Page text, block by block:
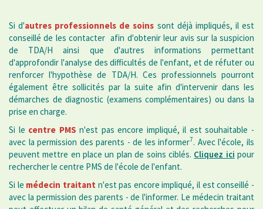
Si d'autres professionnels de soins sont déjà impliqués, il est
conseillé de les contacter afin d'obtenir leur avis sur la suspicion
de TDA/H ainsi que d'autres informations permettant
d'approfondir l'analyse des difficultés de l'enfant, et de réfuter ou
renforcer l'hypothèse de TDA/H. Ces professionnels pourront
également être sollicités par la suite afin d'intervenir dans les
démarches de diagnostic (examens complémentaires) ou dans la
prise en charge.
Si le centre PMS n'est pas encore impliqué, il est souhaitable -
avec la permission des parents - de les informer7. Avec l'école, ils
peuvent mettre en place un plan de soins ciblés. Cliquez ici pour
rechercher le centre PMS de l'école de l'enfant.
Si le médecin traitant n'est pas encore impliqué, il est conseillé -
avec la permission des parents - de l'informer. Le médecin traitant